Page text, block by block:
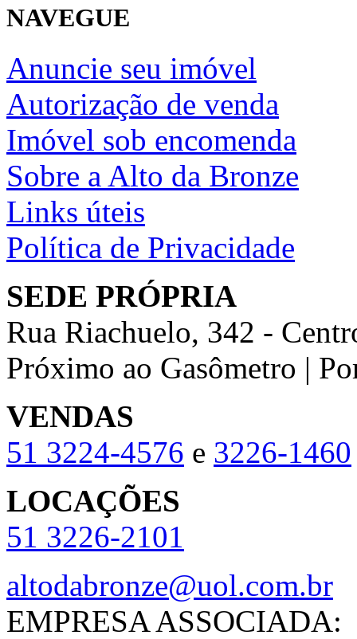
NAVEGUE
Anuncie seu imóvel
Autorização de venda
Imóvel sob encomenda
Sobre a Alto da Bronze
Links úteis
Política de Privacidade
SEDE PRÓPRIA
Rua Riachuelo, 342 -
Próximo ao Gasômetro |
VENDAS
51 3224-4576 e 3226-1460
LOCAÇÕES
51 3226-2101
altodabronze@uol.com.br
EMPRESA ASSOCIADA: